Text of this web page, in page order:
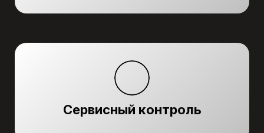
Сервисный контроль